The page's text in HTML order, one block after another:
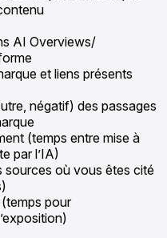
AI Overviews/
et liens présents
négatif) des passages
(temps entre mise à
par l’IA)
sources où vous êtes cité
pour